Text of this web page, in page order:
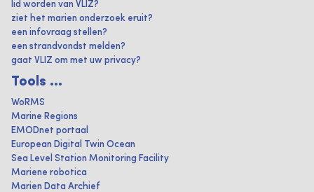
lid worden van VLIZ?
ziet het marien onderzoek eruit?
een infovraag stellen?
een strandvondst melden?
gaat VLIZ om met uw privacy?
Tools ...
WoRMS
Marine Regions
EMODnet portaal
European Digital Twin Ocean
Sea Level Station Monitoring Facility
Mariene robotica
Marien Data Archief